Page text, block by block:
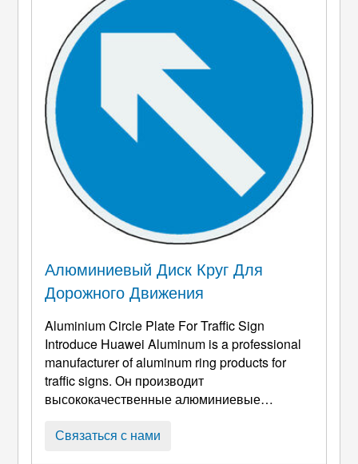
Алюминиевый Диск Круг Для
Дорожного Движения
Aluminium Circle Plate For Traffic Sign
Introduce Huawei Aluminum is a professional
manufacturer of aluminum ring products for
traffic signs. Он производит
высококачественные алюминиевые
дорожных знаков круглый год. Дорожные
Связаться с нами